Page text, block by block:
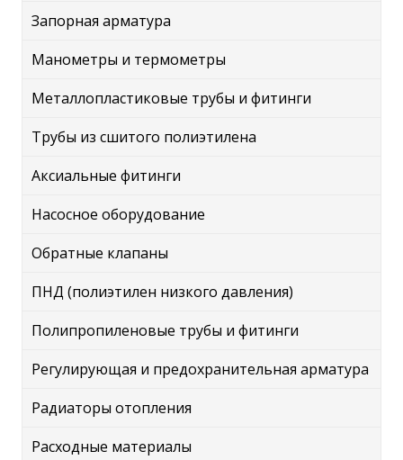
Запорная арматура
Манометры и термометры
Металлопластиковые трубы и фитинги
Трубы из сшитого полиэтилена
Аксиальные фитинги
Насосное оборудование
Обратные клапаны
ПНД (полиэтилен низкого давления)
Полипропиленовые трубы и фитинги
Регулирующая и предохранительная арматура
Радиаторы отопления
Расходные материалы